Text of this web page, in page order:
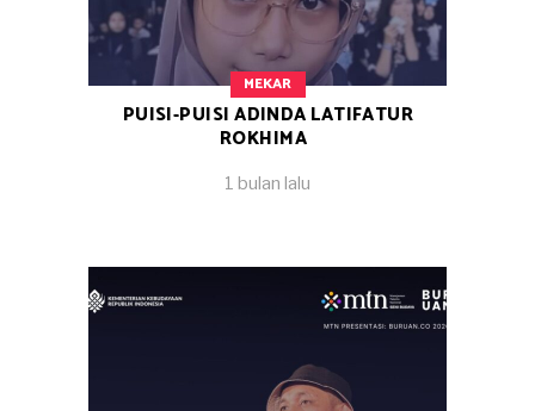
MEKAR
PUISI-PUISI ADINDA LATIFATUR
ROKHIMA
1 bulan lalu